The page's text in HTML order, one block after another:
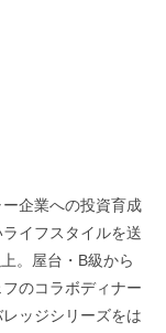
企業への投資育成
イフスタイルを送
。屋台・B級から
のコラボディナー
ッジシリーズをは